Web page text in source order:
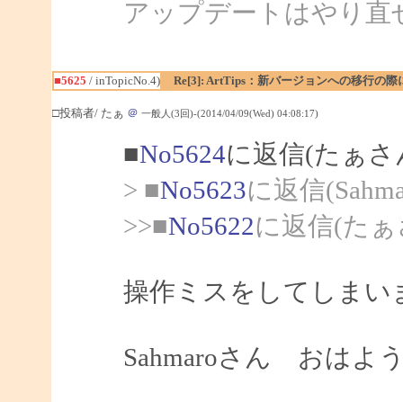
アップデートはやり直
■5625 / inTopicNo.4) Re[3]: ArtTips：新バージョンへの移行の
□投稿者/ たぁ ＠ 一般人(3回)-(2014/04/09(Wed) 04:08:17)
■No5624に返信(たぁさ
> ■No5623に返信
>>■No5622に返信(た
操作ミスをしてしま
Sahmaroさん おはよ